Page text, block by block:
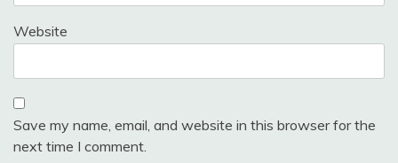
Website
Save my name, email, and website in this browser for the
next time I comment.